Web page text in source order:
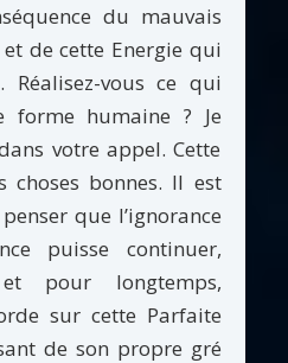
du mauvais
de cette Energie qui
Réalisez-vous ce qui
forme humaine ? Je
votre appel. Cette
choses bonnes. Il est
que l’ignorance
puisse continuer,
pour longtemps,
sur cette Parfaite
de son propre gré